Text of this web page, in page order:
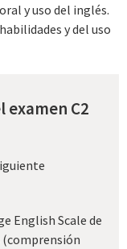
y uso del inglés.
y del uso
examen C2
English Scale de
(comprensión